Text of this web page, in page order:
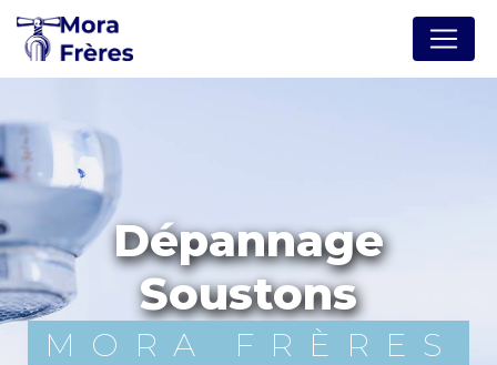
dépannage
Soustons
MORA FRÈRES
Panneau de gestion des cookies